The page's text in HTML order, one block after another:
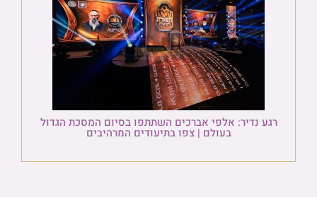
רגע נדיר: אלפי אברכים השתתפו בסיום המסכת הגדול
בעולם | צפו בתיעודים המרהיבים